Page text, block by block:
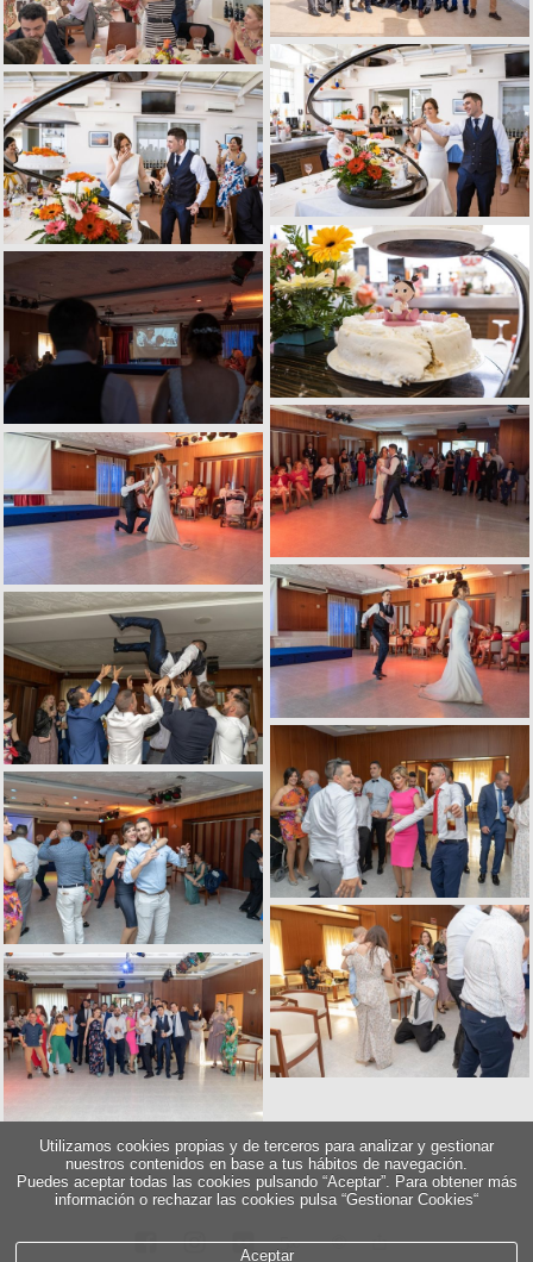
5∞
Utilizamos cookies propias y de terceros para analizar y gestionar
nuestros contenidos en base a tus hábitos de navegación.
Puedes aceptar todas las cookies pulsando “Aceptar”. Para obtener más
información o rechazar las cookies pulsa “Gestionar Cookies“
Aceptar